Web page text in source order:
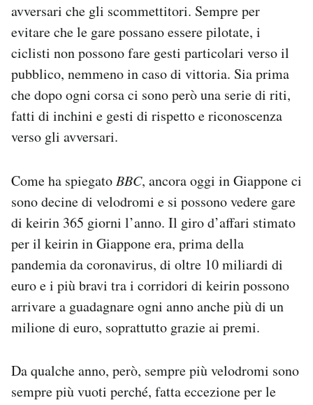
avversari che gli scommettitori. Sempre per
evitare che le gare possano essere pilotate, i
ciclisti non possono fare gesti particolari verso il
pubblico, nemmeno in caso di vittoria. Sia prima
che dopo ogni corsa ci sono però una serie di riti,
fatti di inchini e gesti di rispetto e riconoscenza
verso gli avversari.
Come ha spiegato BBC, ancora oggi in Giappone ci
sono decine di velodromi e si possono vedere gare
di keirin 365 giorni l’anno. Il giro d’affari stimato
per il keirin in Giappone era, prima della
pandemia da coronavirus, di oltre 10 miliardi di
euro e i più bravi tra i corridori di keirin possono
arrivare a guadagnare ogni anno anche più di un
milione di euro, soprattutto grazie ai premi.
Da qualche anno, però, sempre più velodromi sono
sempre più vuoti perché, fatta eccezione per le